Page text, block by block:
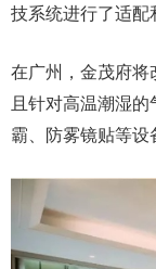
技系统进行了适配
在广州，金茂府将
且针对高温潮湿
霸、防雾镜贴等设